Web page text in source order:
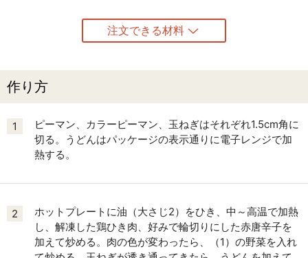
注文できる材料
作り方
1
ピーマン、カラーピーマン、玉ねぎはそれぞれ1.5cm角に
切る。うどんはパッケージの表示通りに電子レンジで加
熱する。
2
ホットプレートに油（大さじ2）をひき、中～高温で加熱
し、解凍した鶏ひき肉、好みで輪切りにした赤唐辛子を
加えて炒める。肉の色が変わったら、（1）の野菜を入れ